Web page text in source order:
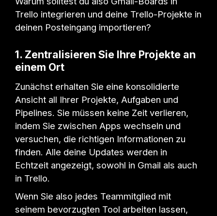
Trello integrieren und deine Trello-Projekte in
deinen Posteingang importieren?
1. Zentralisieren Sie Ihre Projekte an
einem Ort
Zunächst erhalten Sie eine konsolidierte
Ansicht all Ihrer Projekte, Aufgaben und
Pipelines. Sie müssen keine Zeit verlieren,
indem Sie zwischen Apps wechseln und
versuchen, die richtigen Informationen zu
finden. Alle deine Updates werden in
Echtzeit angezeigt, sowohl in Gmail als auch
in Trello.
Wenn Sie also jedes Teammitglied mit
seinem bevorzugten Tool arbeiten lassen,